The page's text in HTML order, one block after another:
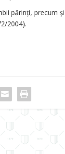
părinți, precum
2004).